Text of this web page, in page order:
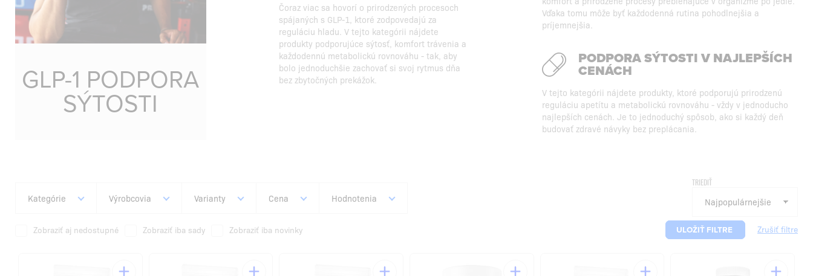
GLP-1 PODPORA
SÝTOSTI
Čoraz viac sa hovorí o prirodzených procesoch
spájaných s GLP-1, ktoré zodpovedajú za
reguláciu hladu. V tejto kategórii nájdete
produkty podporujúce sýtosť, komfort trávenia a
každodennú metabolickú rovnováhu - tak, aby
bolo jednoduchšie zachovať si svoj rytmus dňa
bez zbytočných prekážok.
Vďaka tomu môže byť každodenná rutina pohodlnejšia a
príjemnejšia.
PODPORA SÝTOSTI V NAJLEPŠÍCH
CENÁCH
V tejto kategórii nájdete produkty, ktoré podporujú prirodzenú
reguláciu apetítu a metabolickú rovnováhu - vždy v jednoducho
najlepších cenách. Je to jednoduchý spôsob, ako si každý deň
budovať zdravé návyky bez preplácania.
TRIEDIŤ
Kategórie Výrobcovia Varianty Cena Hodnotenia
Zobraziť aj nedostupné Zobraziť iba sady Zobraziť iba novinky ULOŽIŤ FILTRE